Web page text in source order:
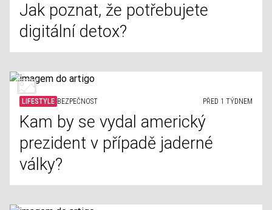
Jak poznat, že potřebujete
digitální detox?
LIFESTYLE BEZPEČNOST PŘED 1 TÝDNEM
Kam by se vydal americký
prezident v případě jaderné
války?